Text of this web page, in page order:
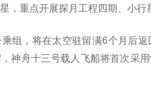
，重点开展探月工程四期、小行
组，将在太空驻留满6个月后
神舟十三号载人飞船将首次采